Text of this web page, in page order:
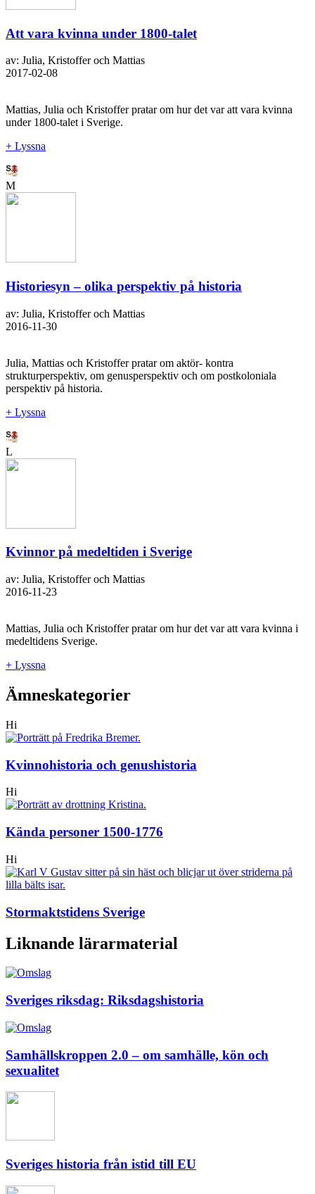
Att vara kvinna under 1800-talet
av: Julia, Kristoffer och Mattias
2017-02-08
Mattias, Julia och Kristoffer pratar om hur det var att vara kvinna
under 1800-talet i Sverige.
+ Lyssna
M
Historiesyn – olika perspektiv på historia
av: Julia, Kristoffer och Mattias
2016-11-30
Julia, Mattias och Kristoffer pratar om aktör- kontra
strukturperspektiv, om genusperspektiv och om postkoloniala
perspektiv på historia.
+ Lyssna
L
Kvinnor på medeltiden i Sverige
av: Julia, Kristoffer och Mattias
2016-11-23
Mattias, Julia och Kristoffer pratar om hur det var att vara kvinna i
medeltidens Sverige.
+ Lyssna
Ämneskategorier
Hi
Kvinnohistoria och genushistoria
Hi
Kända personer 1500-1776
Hi
Stormaktstidens Sverige
Liknande lärarmaterial
Sveriges riksdag: Riksdagshistoria
Samhällskroppen 2.0 – om samhälle, kön och
sexualitet
Sveriges historia från istid till EU